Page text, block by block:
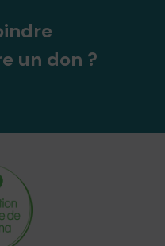
un don ?